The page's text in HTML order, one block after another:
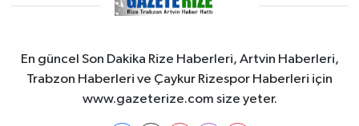
En güncel Son Dakika Rize Haberleri, Artvin Haberleri,
Trabzon Haberleri ve Çaykur Rizespor Haberleri için
www.gazeterize.com size yeter.